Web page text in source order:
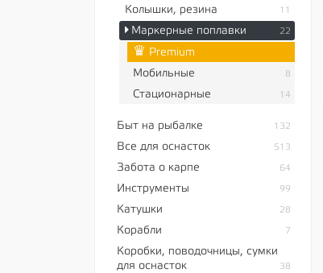
Колышки, резина
11
Маркерные поплавки 22
♛ Premium
Мобильные
8
Стационарные 14
Быт на рыбалке 132
Все для оснасток 513
Забота о карпе 64
Инструменты 99
Катушки 28
Корабли 7
Коробки, поводочницы, сумки
для оснасток
38